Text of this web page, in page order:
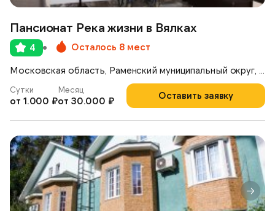
Пансионат Река жизни в Вялках
4 Осталось 8 мест
Оставить заявку
Сутки
от 1.000 ₽
Месяц
от 30.000 ₽